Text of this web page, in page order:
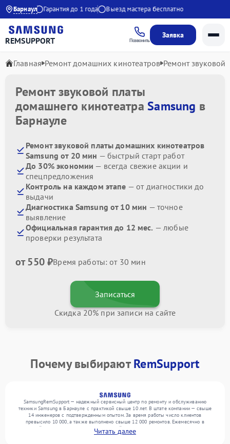
Барнаул
21:00 Гарантия до 1 года Выезд мастера бесплатно
REMSUPPORT Позвонить
Заявка
Главная Ремонт домашних кинотеатров Ремонт звуковой
Ремонт звуковой платы
домашнего кинотеатраSamsung в
Барнауле
Ремонт звуковой платы домашних кинотеатров
Samsung от 20 мин — быстрый старт работ
До 30% экономии — всегда свежие акции и
спецпредложения
Контроль на каждом этапе — от диагностики до
выдачи
Диагностика Samsung от 10 мин — точное
выявление
Официальная гарантия до 12 мес. — любые
проверки результата
от 550 ₽Время работы: от 30 мин
Записаться
Скидка 20% при записи на сайте
Почему выбираютRemSupport
SamsungRemSupport — надежный сервисный центр по ремонту и обслуживанию
техники Samsung в Барнауле с практикой свыше 10 лет. В штате компании — свыше
14 инженеров с подтвержденным опытом. За время работы число клиентов
превысило 10 000, а также выполнено свыше 12 000 ремонтов. Ежемесячно в
сервисный центр поступает более 300 устройств, включая , , . Мы устраняем поломки
любой сложности и предлагаем стабильный уровень сервиса благодаря опыту
Читать далее